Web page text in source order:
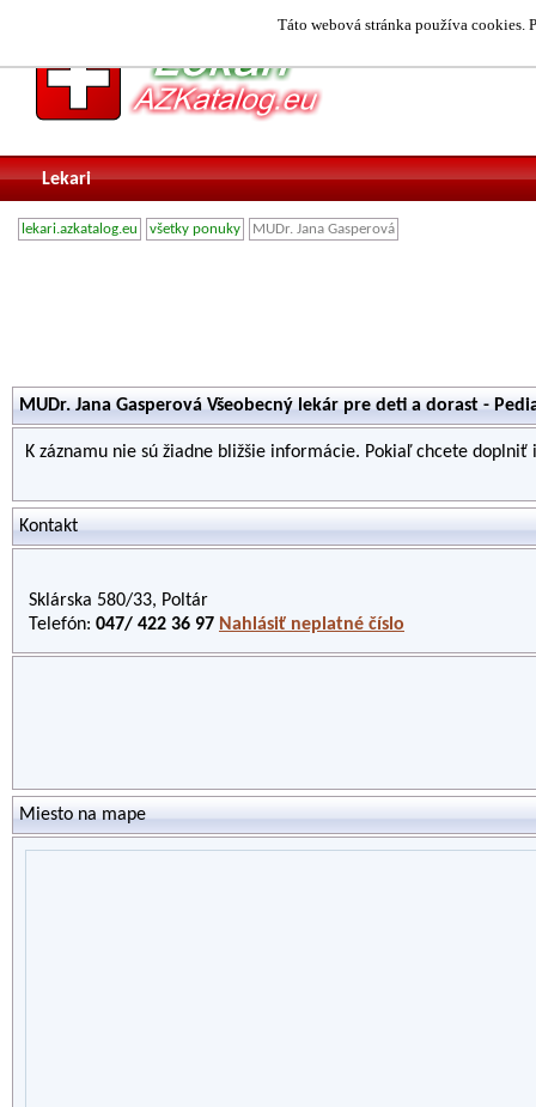
Táto webová stránka používa cookies.
Lekari
lekari.azkatalog.eu všetky ponuky MUDr. Jana Gasperová
MUDr. Jana Gasperová Všeobecný lekár pre deti a dorast -
K záznamu nie sú žiadne bližšie informácie. Pokiaľ chcete
Kontakt
Sklárska 580/33, Poltár
Telefón: 047/ 422 36 97 Nahlásiť neplatné číslo
Miesto na mape